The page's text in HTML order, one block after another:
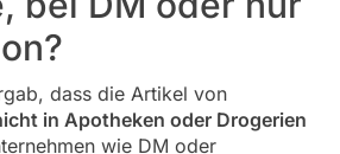
dass die Artikel von
in Apotheken oder Drogerien
wie DM oder